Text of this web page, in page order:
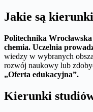
Jakie są
Politechnika
chemia. Uczelnia
wiedzy w wybranych
rozwój naukowy lub
„Oferta edukacyjna”.
Kierunki